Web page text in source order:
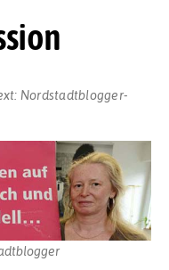
Nordstadtblogger-